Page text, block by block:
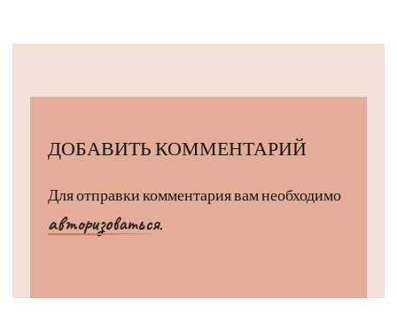
ДОБАВИТЬ КОММЕНТАРИЙ
Для отправки комментария вам необходимо
авторизоваться.